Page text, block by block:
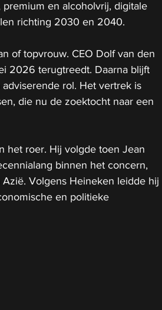
en alcoholvrij, digitale
richting 2030 en 2040.
of topvrouw. CEO Dolf van den
2026 terugtreedt. Daarna blijft
rol. Het vertrek is
die nu de zoektocht naar een
het roer. Hij volgde toen Jean
binnen het concern,
Volgens Heineken leidde hij
en politieke